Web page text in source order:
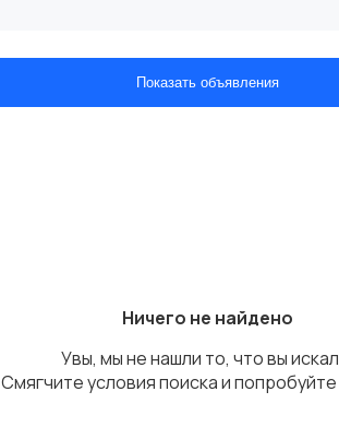
Показать объявления
Ничего не найдено
Увы, мы не нашли то, что вы
Смягчите условия поиска и